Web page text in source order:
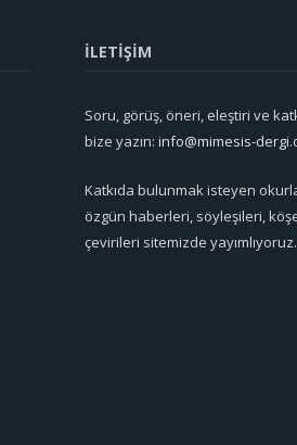
İLETİŞİM
Soru, görüş, öneri, eleştiri ve
bize yazın: info@mimesis-
Katkıda bulunmak isteyen
özgün haberleri, söyleşileri, köşe
çevirileri sitemizde yayımlıyoruz.